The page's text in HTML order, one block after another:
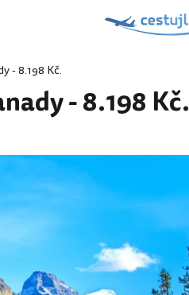
- 8.198 Kč.
- 8.198 Kč.